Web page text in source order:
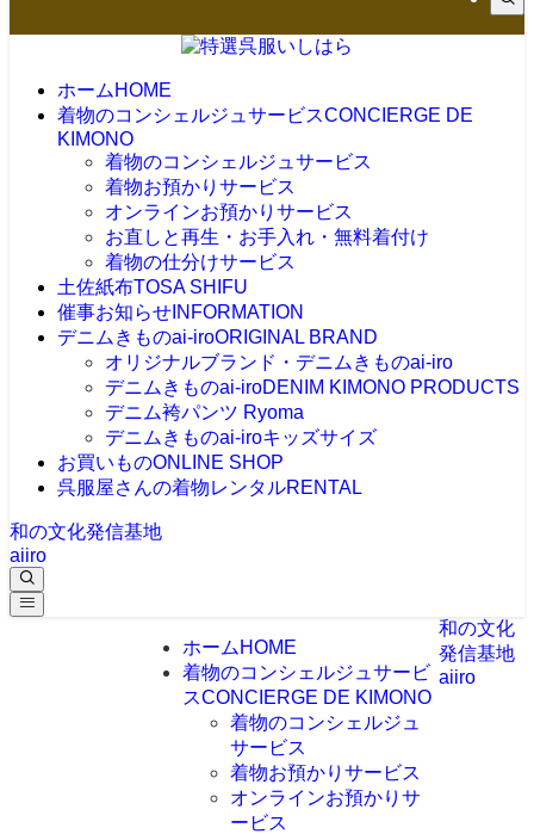
ホーム HOME
着物のコンシェルジュサービスCONCIERGE DE
KIMONO
着物のコンシェルジュサービス
着物お預かりサービス
オンラインお預かりサービス
お直しと再生・お手入れ・無料着付け
着物の仕分けサービス
土佐紙布TOSA SHIFU
催事お知らせ INFORMATION
デニムきものai-iroORIGINAL BRAND
オリジナルブランド・デニムきものai-iro
デニムきものai-iroDENIM KIMONO PRODUCTS
デニム袴パンツ Ryoma
デニムきものai-iroキッズサイズ
お買いものONLINE SHOP
呉服屋さんの着物レンタルRENTAL
和の文化発信基地
aiiro
ホーム HOME
着物のコンシェルジュサービ
スCONCIERGE DE KIMONO
着物のコンシェルジュ
サービス
着物お預かりサービス
オンラインお預かりサ
ービス
和の文化
発信基地
aiiro